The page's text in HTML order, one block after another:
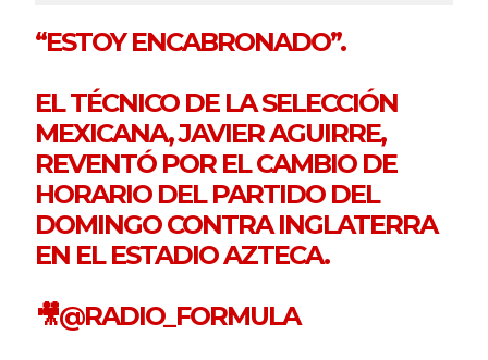
“ESTOY ENCABRONADO”.
EL TÉCNICO DE LA SELECCIÓN
MEXICANA, JAVIER AGUIRRE,
REVENTÓ POR EL CAMBIO DE
HORARIO DEL PARTIDO DEL
DOMINGO CONTRA INGLATERRA
EN EL ESTADIO AZTECA.
🎥@RADIO_FORMULA